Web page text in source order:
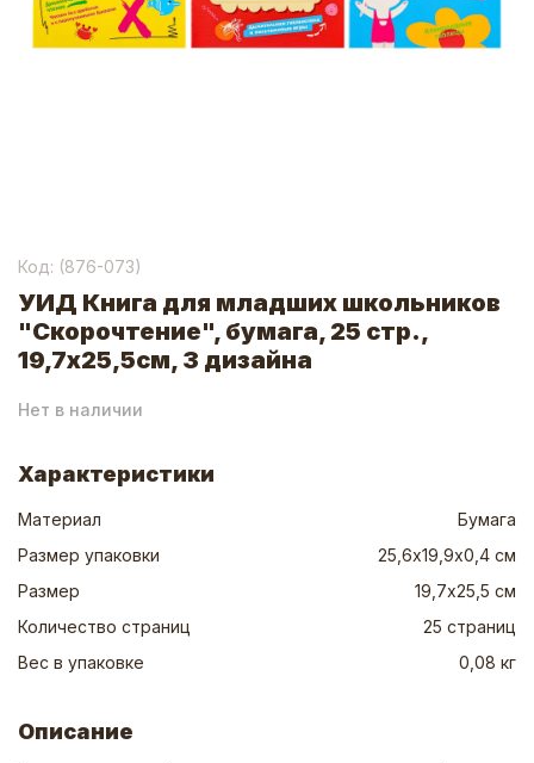
Код: (876-073)
УИД Книга для младших школьников
"Скорочтение", бумага, 25 стр.,
19,7х25,5см, 3 дизайна
Нет в наличии
Характеристики
Материал
Бумага
Размер упаковки
25,6х19,9х0,4 см
Размер
19,7х25,5 см
Количество страниц
25 страниц
Вес в упаковке
0,08 кг
Описание